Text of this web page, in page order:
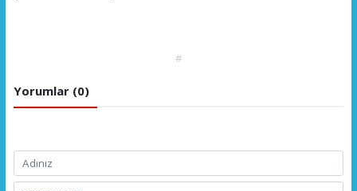
#
Yorumlar (0)